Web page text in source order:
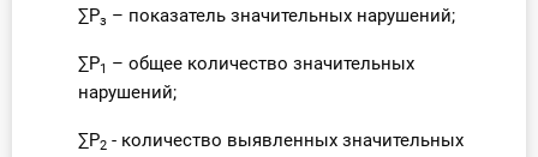
∑Рз – показатель значительных нарушений;
∑Р1 – общее количество значительных
нарушений;
∑Р2 - количество выявленных значительных